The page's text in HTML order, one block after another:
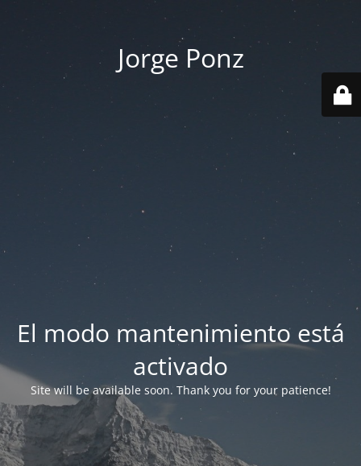
Jorge Ponz
El modo mantenimiento está
activado
Site will be available soon. Thank you for your patience!